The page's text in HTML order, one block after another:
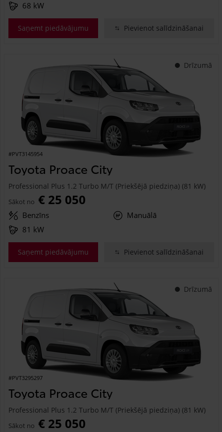
68 kW
Saņemt piedāvājumu Pievienot salīdzināšanai
Drīzumā
#PVT3145954
Toyota Proace City
Professional Plus 1.2 Turbo M/T (Priekšējā piedziņa) (81 kW)
Sākot no € 25 050
Benzīns
Manuālā
81 kW
Saņemt piedāvājumu Pievienot salīdzināšanai
Drīzumā
#PVT3295297
Toyota Proace City
Professional Plus 1.2 Turbo M/T (Priekšējā piedziņa) (81 kW)
Sākot no € 25 050